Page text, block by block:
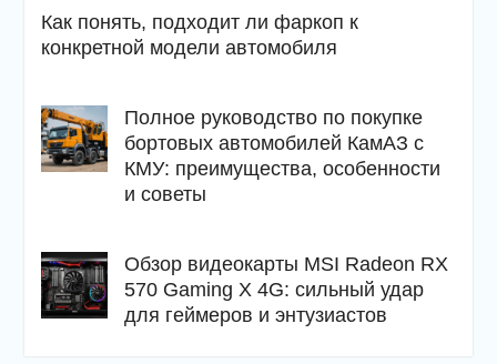
Как понять, подходит ли фаркоп к
конкретной модели автомобиля
Полное руководство по покупке
бортовых автомобилей КамАЗ с
КМУ: преимущества, особенности
и советы
Обзор видеокарты MSI Radeon RX
570 Gaming X 4G: сильный удар
для геймеров и энтузиастов